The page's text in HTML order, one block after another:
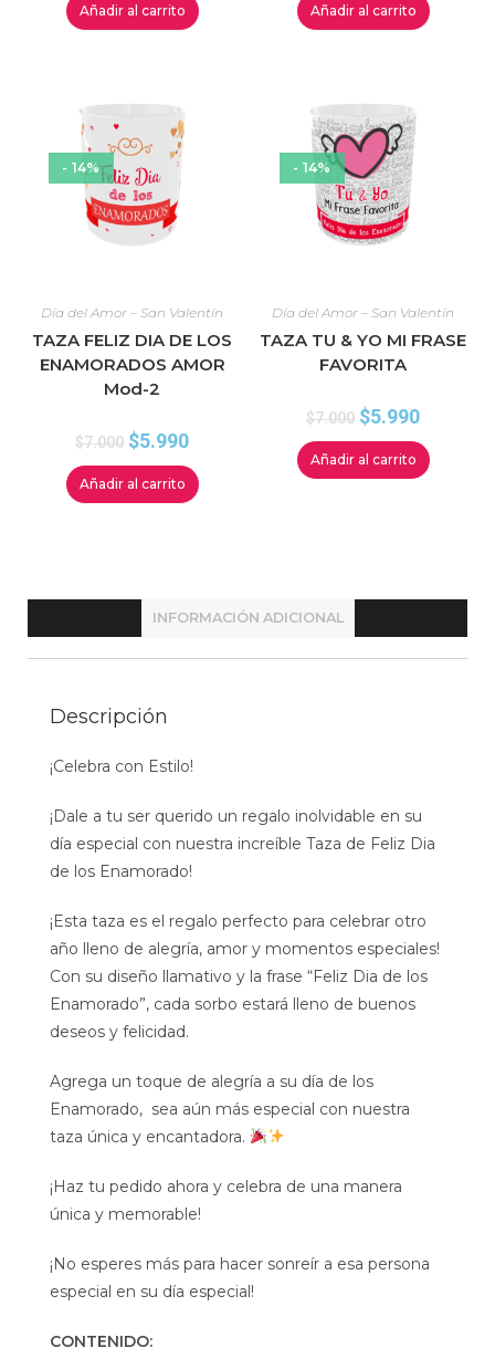
Añadir al carrito Añadir al carrito
- 14%
Día del Amor – San Valentín
TAZA FELIZ DIA DE LOS
ENAMORADOS AMOR
Mod-2
$7.000 $5.990
Añadir al carrito
- 14%
Día del Amor – San Valentín
TAZA TU & YO MI FRASE
FAVORITA
$7.000 $5.990
Añadir al carrito
INFORMACIÓN ADICIONAL
Descripción
¡Celebra con Estilo!
¡Dale a tu ser querido un regalo inolvidable en su
día especial con nuestra increíble Taza de Feliz Dia
de los Enamorado!
¡Esta taza es el regalo perfecto para celebrar otro
año lleno de alegría, amor y momentos especiales!
Con su diseño llamativo y la frase “Feliz Dia de los
Enamorado”, cada sorbo estará lleno de buenos
deseos y felicidad.
Agrega un toque de alegría a su día de los
Enamorado, sea aún más especial con nuestra
taza única y encantadora.
¡Haz tu pedido ahora y celebra de una manera
única y memorable!
¡No esperes más para hacer sonreír a esa persona
especial en su día especial!
CONTENIDO: